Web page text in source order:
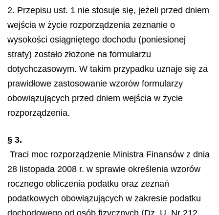
2. Przepisu ust. 1 nie stosuje się, jeżeli przed dniem
wejścia w życie rozporządzenia zeznanie o
wysokości osiągniętego dochodu (poniesionej
straty) zostało złożone na formularzu
dotychczasowym. W takim przypadku uznaje się za
prawidłowe zastosowanie wzorów formularzy
obowiązujących przed dniem wejścia w życie
rozporządzenia.
§ 3.
Traci moc rozporządzenie Ministra Finansów z dnia
28 listopada 2008 r. w sprawie określenia wzorów
rocznego obliczenia podatku oraz zeznań
podatkowych obowiązujących w zakresie podatku
dochodowego od osób fizycznych (Dz. U. Nr 212,